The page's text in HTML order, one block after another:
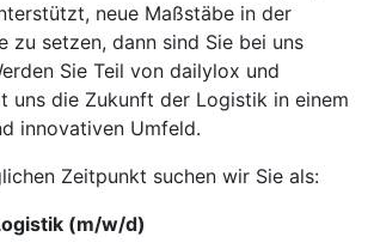
neue Maßstäbe in der
zu setzen, dann sind Sie bei uns
Sie Teil von dailylox und
uns die Zukunft der Logistik in einem
innovativen Umfeld.
Zeitpunkt suchen wir Sie als:
(m/w/d)